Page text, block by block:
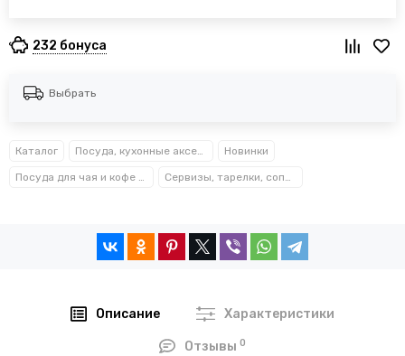
232 бонуса
Выбрать
Каталог Посуда, кухонные аксессуары и принадлежности TM Kamille TM Ofenbach Новинки
Посуда для чая и кофе Kamille™ Сервизы, тарелки, сопутствующие
Описание Характеристики
Отзывы0